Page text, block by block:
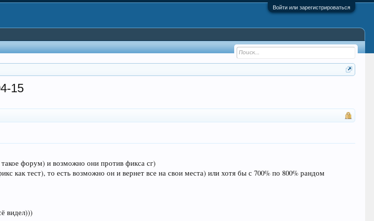
Войти или зарегистрироваться
15
форум) и возможно они против фикса сг)
как тест), то есть возможно он и вернет все на свои места) или хотя бы с 700% по 800% рандом
видел)))